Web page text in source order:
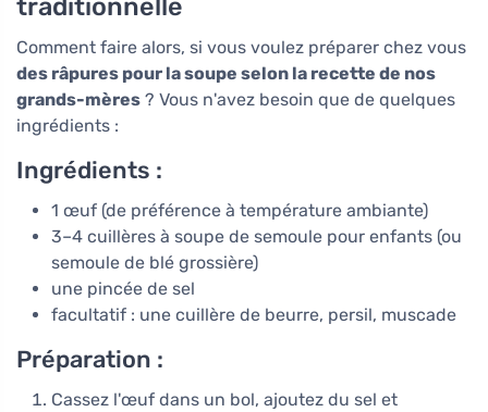
traditionnelle
Comment faire alors, si vous voulez préparer chez vous
des râpures pour la soupe selon la recette de nos
grands-mères ? Vous n'avez besoin que de quelques
ingrédients :
Ingrédients :
1 œuf (de préférence à température ambiante)
3–4 cuillères à soupe de semoule pour enfants (ou
semoule de blé grossière)
une pincée de sel
facultatif : une cuillère de beurre, persil, muscade
Préparation :
Cassez l'œuf dans un bol, ajoutez du sel et